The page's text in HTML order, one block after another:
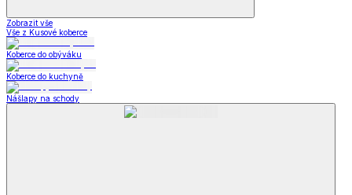
Zobrazit vše
Vše z Kusové koberce
Koberce do obýváku
Koberce do kuchyně
Nášlapy na schody